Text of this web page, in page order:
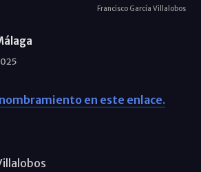
Francisco García Villalobos
en este enlace.